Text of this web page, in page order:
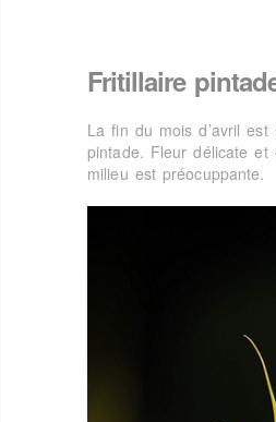
Fritillaire
La fin du mois d’avril
pintade. Fleur délicate
milieu est préocuppante.